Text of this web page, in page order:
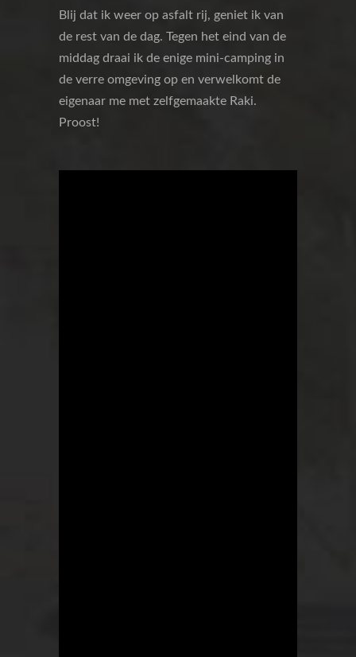
Blij dat ik weer op asfalt rij, geniet ik van
de rest van de dag. Tegen het eind van de
middag draai ik de enige mini-camping in
de verre omgeving op en verwelkomt de
eigenaar me met zelfgemaakte Raki.
Proost!